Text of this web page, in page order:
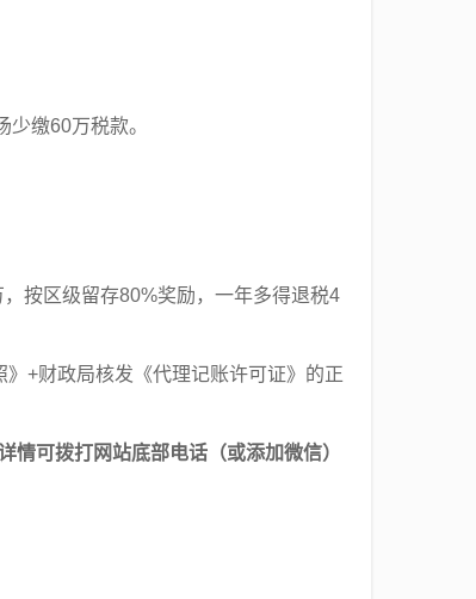
缴60万税款。
按区级留存80%奖励，一年多得退税4
+财政局核发《代理记账许可证》的正
可拨打网站底部电话（或添加微信）